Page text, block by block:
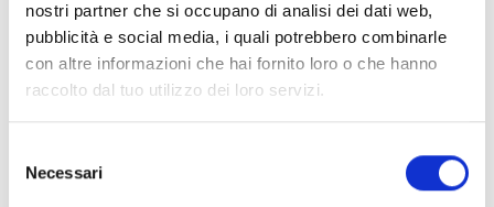
nostri partner che si occupano di analisi dei dati web,
pubblicità e social media, i quali potrebbero combinarle
con altre informazioni che hai fornito loro o che hanno
raccolto dal tuo utilizzo dei loro servizi.
delNecessari
Categoria::
ABBONAMENTI DIGITALI
Banche Dati Denominazione
d'Origine + Vite e Vino
Giuridiche Denominazioni d’Origine + Vite e
Vino.